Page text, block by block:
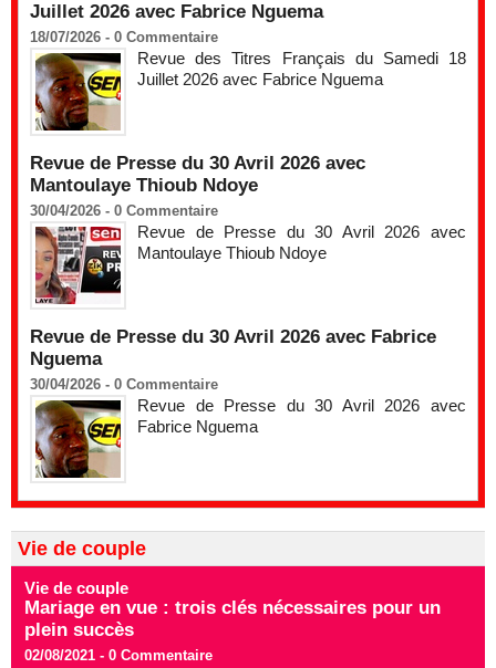
Juillet 2026 avec Fabrice Nguema
18/07/2026 - 0 Commentaire
Revue des Titres Français du Samedi 18
Juillet 2026 avec Fabrice Nguema
Revue de Presse du 30 Avril 2026 avec
Mantoulaye Thioub Ndoye
30/04/2026 - 0 Commentaire
Revue de Presse du 30 Avril 2026 avec
Mantoulaye Thioub Ndoye
Revue de Presse du 30 Avril 2026 avec Fabrice
Nguema
30/04/2026 - 0 Commentaire
Revue de Presse du 30 Avril 2026 avec
Fabrice Nguema
Vie de couple
Vie de couple
Mariage en vue : trois clés nécessaires pour un
plein succès
02/08/2021 - 0 Commentaire